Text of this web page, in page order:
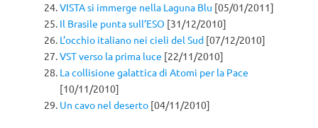
VISTA si immerge nella Laguna Blu [05/01/2011]
Il Brasile punta sull’ESO [31/12/2010]
L’occhio italiano nei cieli del Sud [07/12/2010]
VST verso la prima luce [22/11/2010]
La collisione galattica di Atomi per la Pace
[10/11/2010]
Un cavo nel deserto [04/11/2010]